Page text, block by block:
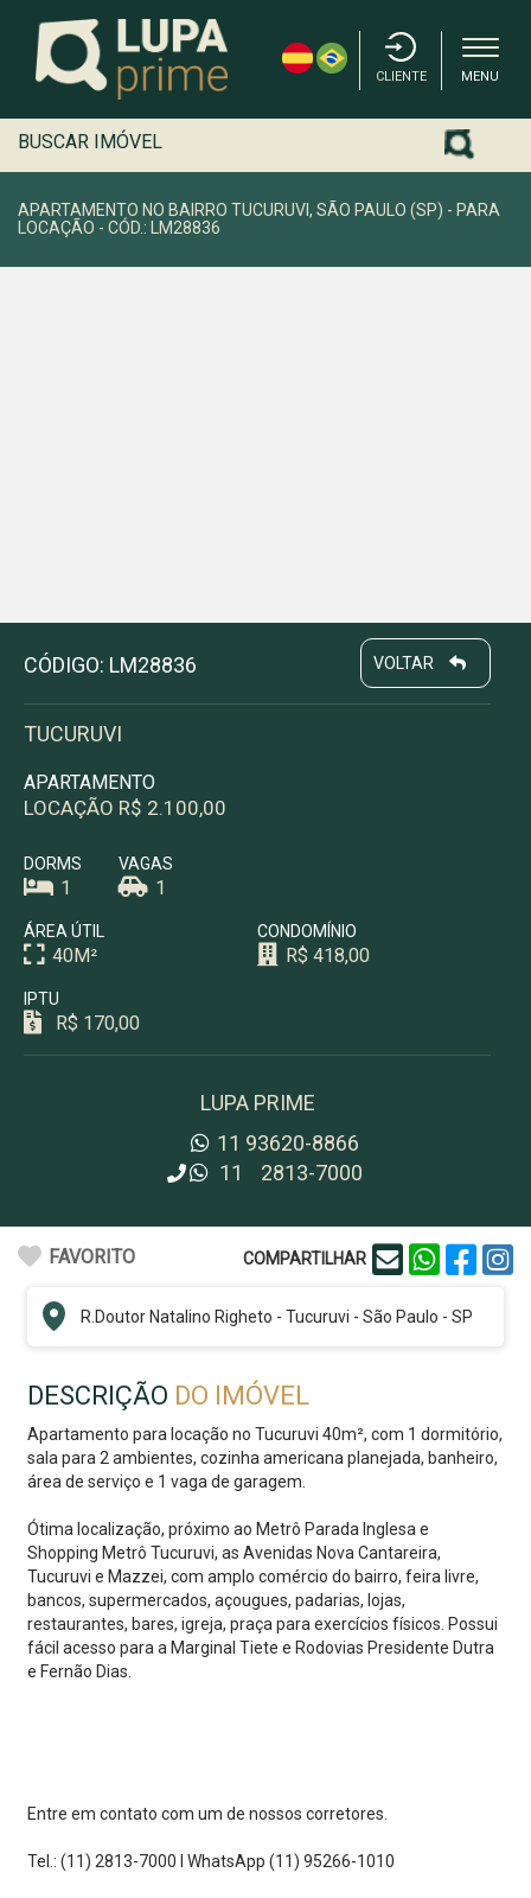
CLIENTE MENU
BUSCAR IMÓVEL
APARTAMENTO NO BAIRRO TUCURUVI, SÃO PAULO (SP) - PARA
LOCAÇÃO - CÓD.: LM28836
CÓDIGO: LM28836 VOLTAR
TUCURUVI
APARTAMENTO
LOCAÇÃO R$ 2.100,00
DORMS
1
VAGAS
1
ÁREA ÚTIL
40M²
CONDOMÍNIO
R$ 418,00
IPTU
R$ 170,00
LUPA PRIME
11 93620-8866
11
2813-7000
FAVORITO COMPARTILHAR
R. Doutor Natalino Righeto -Tucuruvi -São Paulo - SP
DESCRIÇÃO DO IMÓVEL
Apartamento para locação no Tucuruvi 40m², com 1 dormitório,
sala para 2 ambientes, cozinha americana planejada, banheiro,
área de serviço e 1 vaga de garagem.
Ótima localização, próximo ao Metrô Parada Inglesa e
Shopping Metrô Tucuruvi, as Avenidas Nova Cantareira,
Tucuruvi e Mazzei, com amplo comércio do bairro, feira livre,
bancos, supermercados, açougues, padarias, lojas,
restaurantes, bares, igreja, praça para exercícios físicos. Possui
fácil acesso para a Marginal Tiete e Rodovias Presidente Dutra
e Fernão Dias.
Entre em contato com um de nossos corretores.
Tel.: (11) 2813-7000 I WhatsApp (11) 95266-1010